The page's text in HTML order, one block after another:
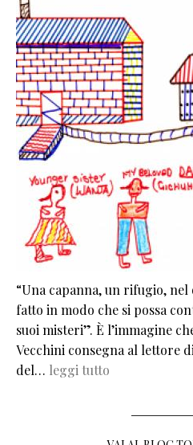
“Una capanna, un rifugio,
fatto in modo che si possa
suoi misteri”. È l’immagine
Vecchini consegna al lettore
del… leggi tutto